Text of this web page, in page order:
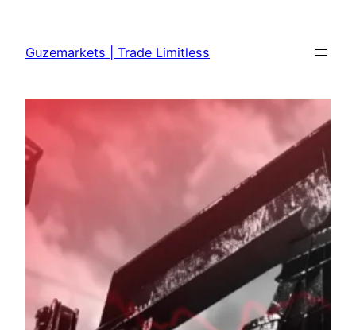
content
Guzemarkets | Trade Limitless